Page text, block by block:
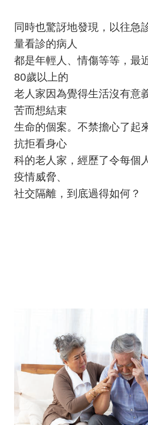
同時也驚訝地發現，以往急
量看診的病人
都是年輕人、情傷等等，最
80歲以上的
老人家因為覺得生活沒有意
苦而想結束
生命的個案。不禁擔心了起
抗拒看身心
科的老人家，經歷了令每個
疫情威脅、
社交隔離，到底過得如何？